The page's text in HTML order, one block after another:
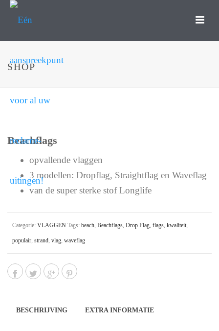
SHOP
Beachflags
opvallende vlaggen
3 modellen: Dropflag, Straightflag en Waveflag
van de super sterke stof Longlife
Categorie: VLAGGEN Tags: beach, Beachflags, Drop Flag, flags, kwaliteit,
populair, strand, vlag, waveflag
BESCHRIJVING EXTRA INFORMATIE